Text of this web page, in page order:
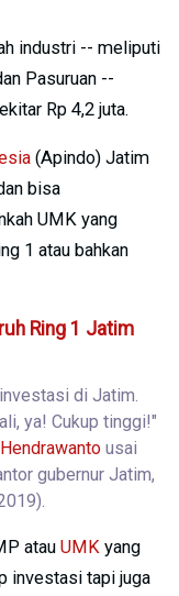
industri -- meliputi
Pasuruan --
Rp 4,2 juta.
(Apindo) Jatim
bisa
UMK yang
1 atau bahkan
Ring 1 Jatim
di Jatim.
ya! Cukup tinggi!"
usai
gubernur Jatim,
atau UMK yang
investasi tapi juga